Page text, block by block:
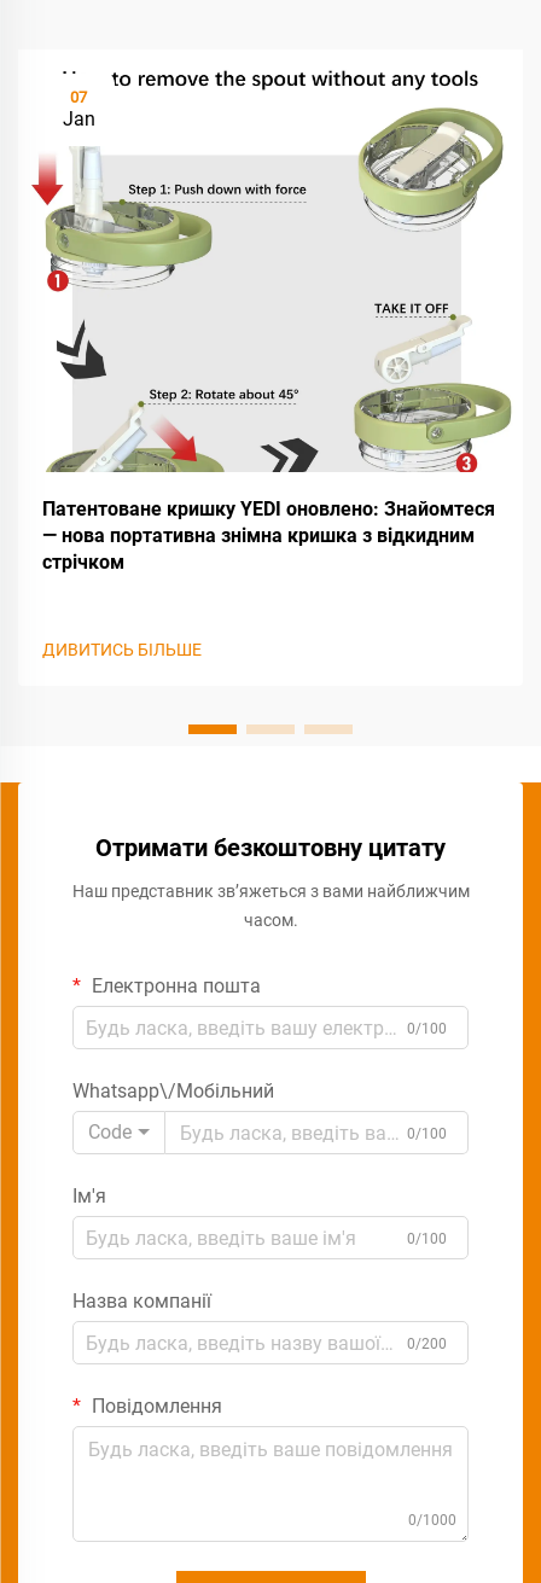
07
Jan
Патентоване кришку YEDI оновлено: Знайомтеся
— нова портативна знімна кришка з відкидним
стрічком
ДИВИТИСЬ БІЛЬШЕ
Отримати безкоштовну цитату
Наш представник зв’яжеться з вами найближчим
часом.
Електронна пошта
0/100
Whatsapp\/Мобільний
Code
0/100
Ім'я
0/100
Назва компанії
0/200
Повідомлення
0/1000